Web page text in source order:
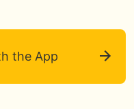
the App